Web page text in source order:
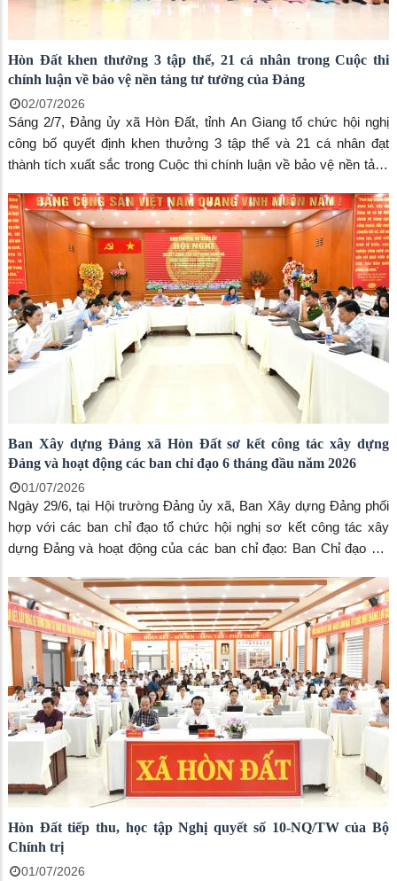
Hòn Đất khen thưởng 3 tập thể, 21 cá nhân trong Cuộc thi
chính luận về bảo vệ nền tảng tư tưởng của Đảng
02/07/2026
Sáng 2/7, Đảng ủy xã Hòn Đất, tỉnh An Giang tổ chức hội nghị
công bố quyết định khen thưởng 3 tập thể và 21 cá nhân đạt
thành tích xuất sắc trong Cuộc thi chính luận về bảo vệ nền tảng
Ban Xây dựng Đảng xã Hòn Đất sơ kết công tác xây dựng
Đảng và hoạt động các ban chỉ đạo 6 tháng đầu năm 2026
01/07/2026
Ngày 29/6, tại Hội trường Đảng ủy xã, Ban Xây dựng Đảng phối
hợp với các ban chỉ đạo tổ chức hội nghị sơ kết công tác xây
dựng Đảng và hoạt động của các ban chỉ đạo: Ban Chỉ đạo 35,
trào thi đua “Dân vận khéo” 6 tháng đầu năm 2026. Đến dự có
đồng chí Dương Minh Tâm – Bí thư Đảng ủy xã Hòn Đất; đồng
chí Lương Đắc Hòa – Phó Bí thư Thường trực Đảng ủy xã Hòn
Đất, Chủ tịch Hội đồng nhân dân xã; đồng chí Phạm Thu Thủy –
Phó Bí thư Đảng ủy, Chủ tịch UBND xã Hòn Đất; đồng chí Võ
Minh Thêm – Ủy viên Ban Thường vụ, Trưởng Ban Xây dựng
Đảng Đảng ủy xã. Cùng tham dự có đại diện các cơ quan tham
mưu, giúp việc Đảng ủy, Trung tâm Chính trị xã; thành viên các
ban chỉ đạo; bí thư các chi bộ, đảng bộ trực thuộc Đảng ủy xã
Hòn Đất tiếp thu, học tập Nghị quyết số 10-NQ/TW của Bộ
Chính trị
01/07/2026